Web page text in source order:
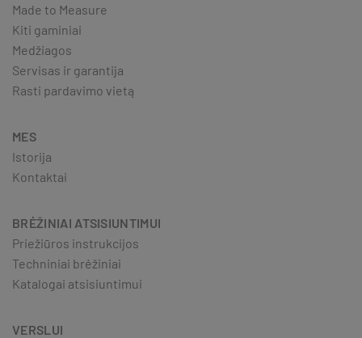
Made to Measure
Kiti gaminiai
Medžiagos
Servisas ir garantija
Rasti pardavimo vietą
MES
Istorija
Kontaktai
BRĖŽINIAI ATSISIUNTIMUI
Priežiūros instrukcijos
Techniniai brėžiniai
Katalogai atsisiuntimui
VERSLUI